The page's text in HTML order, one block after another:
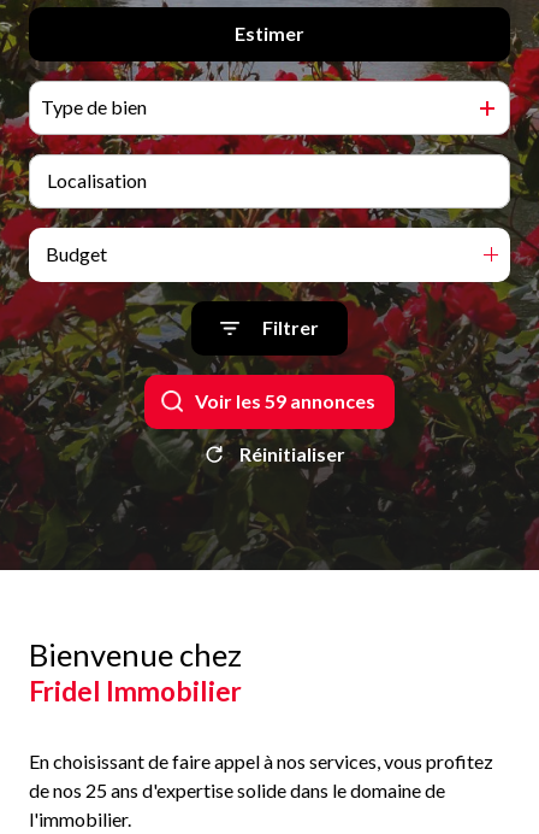
sommes-
nous
Blog
De l'immo pro
Estimer
Type de bien
Budget
Filtrer
Voir les 59 annonces
Réinitialiser
Bienvenue chez
Fridel Immobilier
En choisissant de faire appel à nos services, vous profitez
de nos 25 ans d'expertise solide dans le domaine de
l'immobilier.